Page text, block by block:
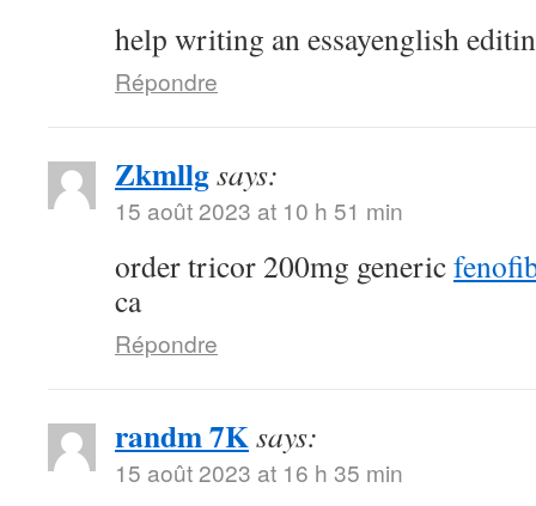
help writing an essayenglish
Répondre
Zkmllgsays:
15 août 2023 at 10 h 51 min
order tricor 200mg generic
ca
Répondre
randm 7Ksays:
15 août 2023 at 16 h 35 min